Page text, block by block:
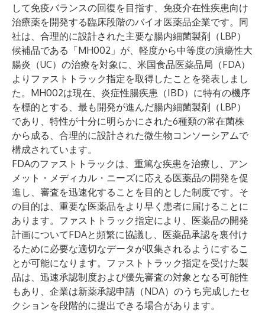
して免疫バランスの回復を目指す、免疫介在性疾患向け
治療薬を開発する臨床段階のバイオ医薬品企業です。同
社は、合理的に設計された主要な腸内細菌製剤（LBP）
候補品である「MH002」が、軽度から中等度の潰瘍性大
腸炎（UC）の治療を対象に、米国食品医薬品局（FDA）
よりファストトラック指定を取得したことを発表しまし
た。MH002は現在、炎症性腸疾患（IBD）に特有の機序
を標的とする、最も開発が進んだ腸内細菌製剤（LBP）
であり、特性が十分に明らかにされた6種類の常在菌株
から成る、合理的に設計された微生物コンソーシアムで
構成されています。
FDAのファストトラックは、重篤な疾患を治療し、アン
メット・メディカル・ニーズに応える医薬品の開発を促
進し、審査を迅速化することを目的とした制度です。そ
の目的は、重要な医薬品をより早く患者に届けることに
あります。ファストトラック指定により、医薬品の開発
計画についてFDAと頻繁に協議し、医薬品承認を裏付け
るために必要な適切なデータが収集されるようにするこ
とが可能になります。ファストトラック指定を受けた製
品は、迅速承認制度および優先審査の対象となる可能性
もあり、企業は新薬承認申請（NDA）のうち完成したセ
クションを段階的に提出できる場合があります。